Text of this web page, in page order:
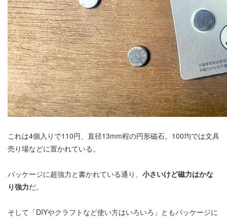
これは4個入りで110円、直径13mm程の円形磁石。100均では文具
売り場などに置かれている。
パッケージに超強力と書かれている通り、 小さいけど磁力はかな
り強力だ。
そして「DIYやクラフトなど使い方はいろいろ」ともパッケージに